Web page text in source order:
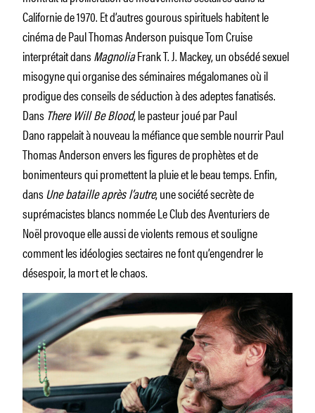
Californie de 1970. Et d’autres gourous spirituels habitent le
cinéma de Paul Thomas Anderson puisque Tom Cruise
interprétait dansMagnoliaFrank T. J. Mackey, un obsédé sexuel
misogyne qui organise des séminaires mégalomanes où il
prodigue des conseils de séduction à des adeptes fanatisés.
Dans There Will Be Blood, le pasteur joué par Paul
Dano rappelait à nouveau la méfiance que semble nourrir Paul
Thomas Anderson envers les figures de prophètes et de
bonimenteurs qui promettent la pluie et le beau temps. Enfin,
dansUne bataille après l’autre, une société secrète de
suprémacistes blancs nommée Le Club des Aventuriers de
Noël provoque elle aussi de violents remous et souligne
comment les idéologies sectaires ne font qu’engendrer le
désespoir, la mort et le chaos.